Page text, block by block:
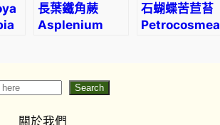
長葉鐵角蕨
Asplenium
石蝴蝶苦苣苔
Petrocosmea
Search
關於我們